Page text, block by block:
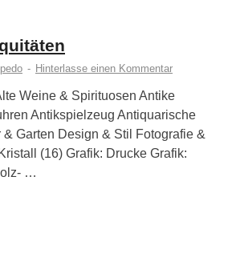
- Hinterlasse einen Kommentar
Weine & Spirituosen Antike
Antikspielzeug Antiquarische
& Garten Design & Stil Fotografie &
(16) Grafik: Drucke Grafik:
…